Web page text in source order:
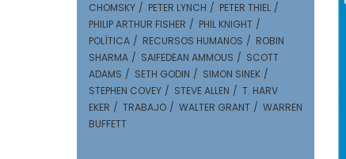
CHOMSKY
PETER LYNCH
PETER THIEL
PHILIP ARTHUR FISHER
PHIL KNIGHT
POLÍTICA
RECURSOS HUMANOS
ROBIN
SHARMA
SAIFEDEAN AMMOUS
SCOTT
ADAMS
SETH GODIN
SIMON SINEK
STEPHEN COVEY
STEVE ALLEN
T. HARV
EKER
TRABAJO WALTER GRANT
WARREN
BUFFETT